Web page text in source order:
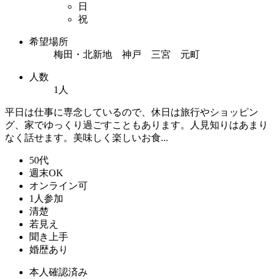
日
祝
希望場所
梅田・北新地 神戸 三宮 元町
人数
1人
平日は仕事に専念しているので、休日は旅行やショッピン
グ、家でゆっくり過ごすこともあります。人見知りはあまり
なく話せます。美味しく楽しいお食...
50代
週末OK
オンライン可
1人参加
清楚
若見え
聞き上手
婚歴あり
本人確認済み